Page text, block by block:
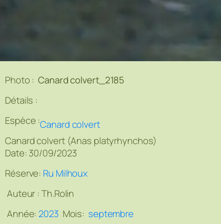
Photo :Canard colvert_2185
Détails :
Espèce :Canard colvert
Canard colvert (Anas platyrhynchos)
Date: 30/09/2023
Réserve: Ru Milhoux
Auteur :Th.Rolin
Année: 2023 Mois: septembre